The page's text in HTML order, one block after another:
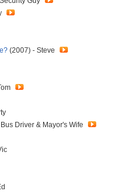
(2007) - Steve
Driver & Mayor's Wife